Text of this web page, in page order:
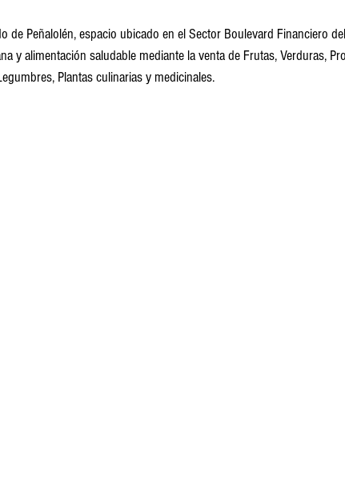
de Peñalolén, espacio ubicado en el Sector Boulevard Financiero
y alimentación saludable mediante la venta de Frutas, Verduras,
Plantas culinarias y medicinales.